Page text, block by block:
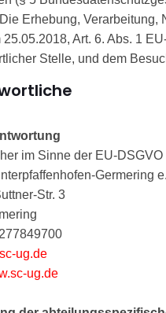
Erhebung, Verarbeitung,
25.05.2018, Art. 6. Abs. 1
Stelle, und dem
im Sinne der EU-
Germering
Str. 3
ug.de
ug.de